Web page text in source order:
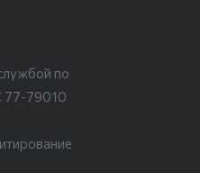
по
77-79010